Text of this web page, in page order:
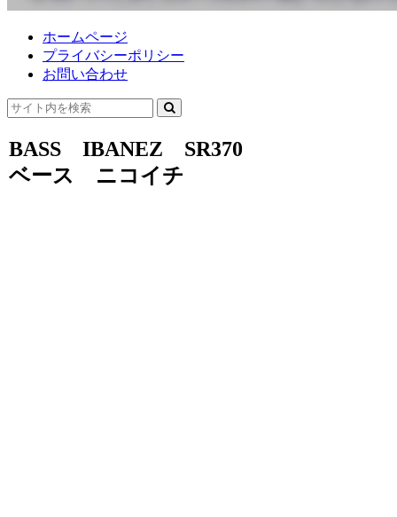
ホームページ
プライバシーポリシー
お問い合わせ
BASS IBANEZ SR370
ベース ニコイチ